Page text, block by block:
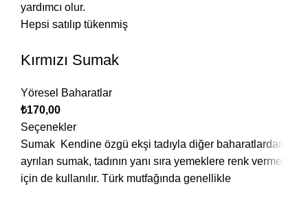
yardımcı olur.
Hepsi satılıp tükenmiş
Kırmızı Sumak
Yöresel Baharatlar
₺170,00
Seçenekler
Sumak Kendine özgü ekşi tadıyla diğer baharatlardan
ayrılan sumak, tadının yanı sıra yemeklere renk vermek
için de kullanılır. Türk mutfağında genellikle